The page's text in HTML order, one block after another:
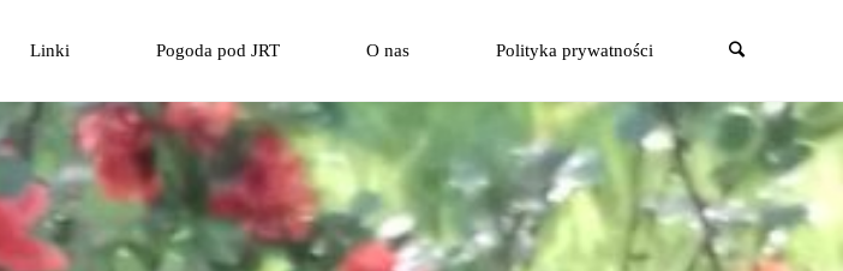
Linki Pogoda pod JRT O nas Polityka prywatności